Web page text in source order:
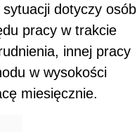
dotyczy osób
pracy w trakcie
innej pracy
w wysokości
miesięcznie.